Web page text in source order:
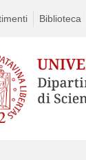
Biblioteca